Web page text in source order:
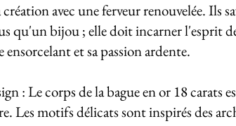
création avec une ferveur renouvelée. Ils
qu'un bijou ; elle doit incarner l'esprit
ensorcelant et sa passion ardente.
: Le corps de la bague en or 18 carats
Les motifs délicats sont inspirés des